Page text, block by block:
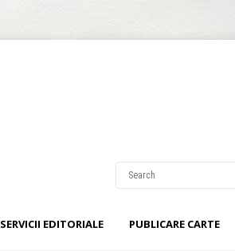
SERVICII EDITORIALE PUBLICARE CARTE
Password
Remember Me